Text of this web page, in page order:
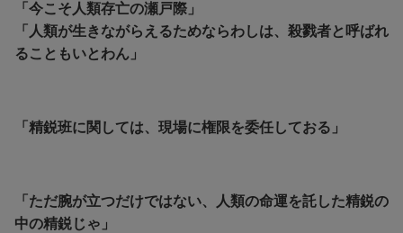
「今こそ人類存亡の瀬戸際」
「人類が生きながらえるためならわしは、殺戮者と呼ばれ
ることもいとわん」
「精鋭班に関しては、現場に権限を委任しておる」
「ただ腕が立つだけではない、人類の命運を託した精鋭の
中の精鋭じゃ」